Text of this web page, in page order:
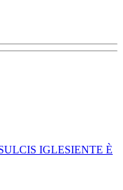
IGLESIENTE È